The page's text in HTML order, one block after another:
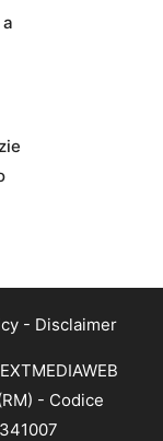
- Disclaimer
- Codice